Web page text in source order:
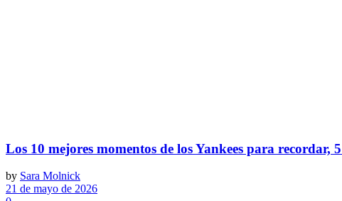
Los 10 mejores momentos de los Yankees para recordar,
by Sara Molnick
21 de mayo de 2026